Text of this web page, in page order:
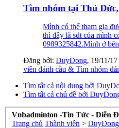
Tìm nhóm tại Thủ
Mình có thể tham gia
thì đây là sdt của mình
0989325842.Mình ở
Đăng bởi: DuyDong, 19/11/17
viên đánh cầu & Tìm nhóm
Tìm tất cả nội dung bởi
Tìm tất cả chủ đề bởi
Vnbadminton -Tin Tức - Diễn
Trang chủ Thành viên > DuyDong